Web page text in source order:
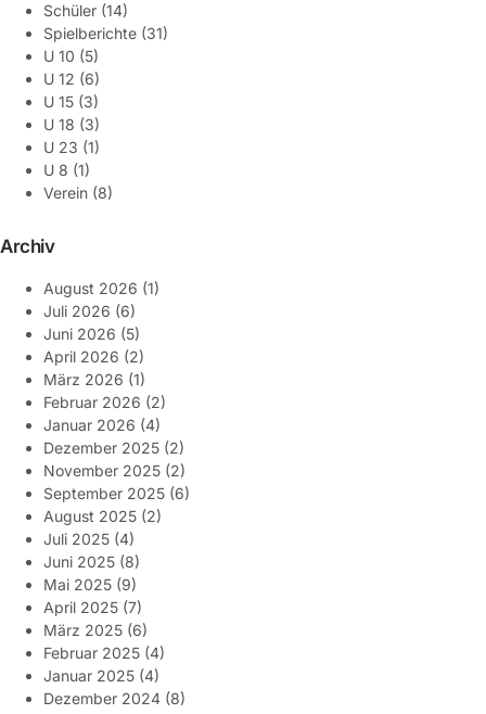
Schüler (14)
Spielberichte (31)
U 10 (5)
U 12 (6)
U 15 (3)
U 18 (3)
U 23 (1)
U 8 (1)
Verein (8)
Archiv
August 2026 (1)
Juli 2026 (6)
Juni 2026 (5)
April 2026 (2)
März 2026 (1)
Februar 2026 (2)
Januar 2026 (4)
Dezember 2025 (2)
November 2025 (2)
September 2025 (6)
August 2025 (2)
Juli 2025 (4)
Juni 2025 (8)
Mai 2025 (9)
April 2025 (7)
März 2025 (6)
Februar 2025 (4)
Januar 2025 (4)
Dezember 2024 (8)